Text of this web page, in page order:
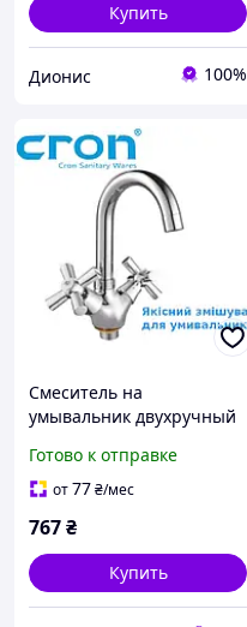
Купить
Дионис 100%
Смеситель на
умывальник двухручный
умывальника Смесители
для умывальника
Готово к отправке
от77₴/мес
767₴
Купить